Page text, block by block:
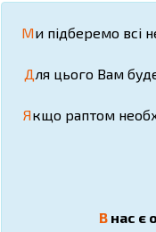
Ми підберемо всі
Для цього Вам
Якщо раптом
Внас є